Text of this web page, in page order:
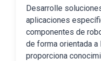
Desarrolle
aplicaciones
componentes de
de forma orientada a
proporciona